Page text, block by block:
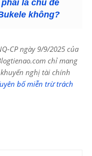
là chủ đề
không?
CP ngày 9/9/2025 của
chỉ mang
nghị tài chính
bố miễn trừ trách